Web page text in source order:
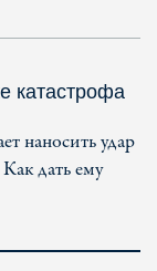
катастрофа
наносить удар
дать ему